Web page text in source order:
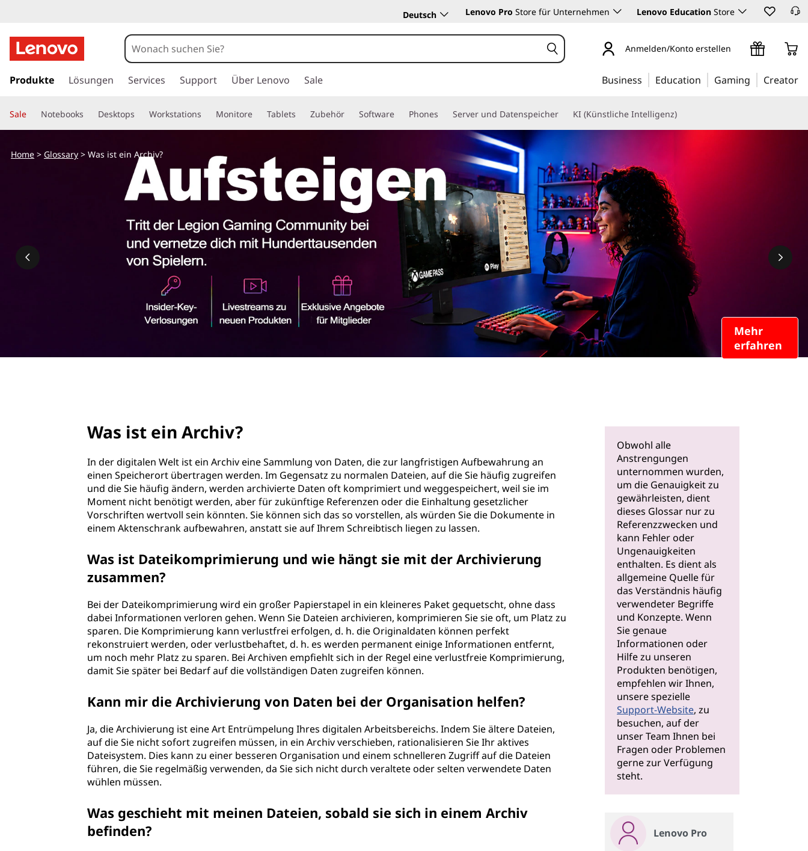
a
Deutsch Lenovo Pro Store für Unternehmen Lenovo Education Store
u
a
u
t
Anmelden/Konto erstellen
Produkte Lösungen Services Support Über Lenovo Sale Business Education Gaming Creator
Sale Notebooks Desktops Workstations Monitore Tablets Zubehör Software Phones Server und Datenspeicher KI (Künstliche Intelligenz)
Mehr
erfahren
Home > Glossary > Was ist ein Archiv?
Was ist ein Archiv?
In der digitalen Welt ist ein Archiv eine Sammlung von Daten, die zur langfristigen Aufbewahrung an
einen Speicherort übertragen werden. Im Gegensatz zu normalen Dateien, auf die Sie häufig zugreifen
und die Sie häufig ändern, werden archivierte Daten oft komprimiert und weggespeichert, weil sie im
Moment nicht benötigt werden, aber für zukünftige Referenzen oder die Einhaltung gesetzlicher
Vorschriften wertvoll sein könnten. Sie können sich das so vorstellen, als würden Sie die Dokumente in
einem Aktenschrank aufbewahren, anstatt sie auf Ihrem Schreibtisch liegen zu lassen.
Was ist Dateikomprimierung und wie hängt sie mit der Archivierung
zusammen?
Bei der Dateikomprimierung wird ein großer Papierstapel in ein kleineres Paket gequetscht, ohne dass
dabei Informationen verloren gehen. Wenn Sie Dateien archivieren, komprimieren Sie sie oft, um Platz zu
sparen. Die Komprimierung kann verlustfrei erfolgen, d. h. die Originaldaten können perfekt
rekonstruiert werden, oder verlustbehaftet, d. h. es werden permanent einige Informationen entfernt,
um noch mehr Platz zu sparen. Bei Archiven empfiehlt sich in der Regel eine verlustfreie Komprimierung,
damit Sie später bei Bedarf auf die vollständigen Daten zugreifen können.
Kann mir die Archivierung von Daten bei der Organisation helfen?
Ja, die Archivierung ist eine Art Entrümpelung Ihres digitalen Arbeitsbereichs. Indem Sie ältere Dateien,
auf die Sie nicht sofort zugreifen müssen, in ein Archiv verschieben, rationalisieren Sie Ihr aktives
Dateisystem. Dies kann zu einer besseren Organisation und einem schnelleren Zugriff auf die Dateien
führen, die Sie regelmäßig verwenden, da Sie sich nicht durch veraltete oder selten verwendete Daten
wühlen müssen.
Was geschieht mit meinen Dateien, sobald sie sich in einem Archiv
befinden?
Obwohl alle
Anstrengungen
unternommen wurden,
um die Genauigkeit zu
gewährleisten, dient
dieses Glossar nur zu
Referenzzwecken und
kann Fehler oder
Ungenauigkeiten
enthalten. Es dient als
allgemeine Quelle für
das Verständnis häufig
verwendeter Begriffe
und Konzepte. Wenn
Sie genaue
Informationen oder
Hilfe zu unseren
Produkten benötigen,
empfehlen wir Ihnen,
unsere spezielle
Support-Website, zu
besuchen, auf der
unser Team Ihnen bei
Fragen oder Problemen
gerne zur Verfügung
steht.
Lenovo Pro